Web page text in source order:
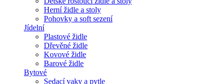
Herní židle a stoly
Pohovky a soft sezení
Jídelní
Plastové židle
Dřevěné židle
Kovové židle
Barové židle
Bytové
Sedací vaky a pytle